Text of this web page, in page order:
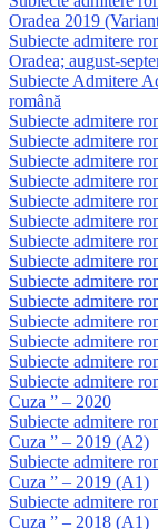
Oradea 2019
Subiecte admitere
Oradea; august-
Subiecte Admitere
română
Subiecte admitere
Subiecte admitere
Subiecte admitere
Subiecte admitere
Subiecte admitere
Subiecte admitere
Subiecte admitere
Subiecte admitere
Subiecte admitere
Subiecte admitere
Subiecte admitere
Subiecte admitere
Subiecte admitere
Subiecte admitere
Cuza ” – 2020
Subiecte admitere
Cuza ” – 2019 (A2)
Subiecte admitere
Cuza ” – 2019 (A1)
Subiecte admitere
Cuza ” – 2018 (A1)